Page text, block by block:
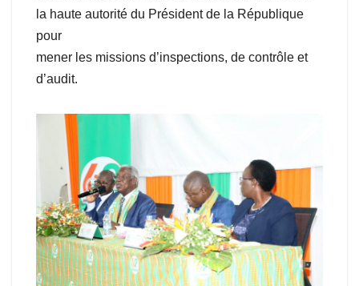
la haute autorité du Président de la République
pour
mener les missions d’inspections, de contrôle et
d’audit.